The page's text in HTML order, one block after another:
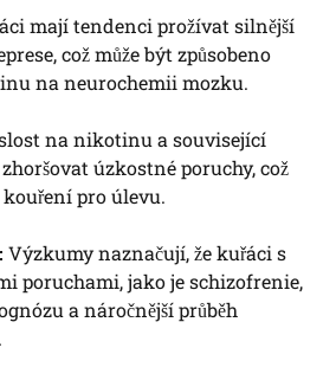
mají tendenci prožívat silnější
což může být způsobeno
na neurochemii mozku.
na nikotinu a související
úzkostné poruchy, což
pro úlevu.
Výzkumy naznačují, že kuřáci s
poruchami, jako je schizofrenie,
a náročnější průběh